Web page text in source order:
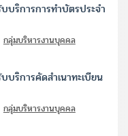
บริการการทำบัตรประจำ
กลุ่มบริหารงานบุคคล
บริการคัดสำเนาทะเบียน
กลุ่มบริหารงานบุคคล